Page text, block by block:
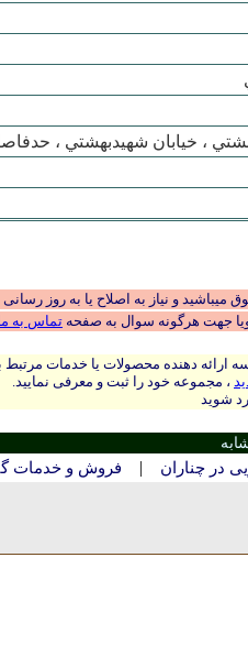
، خيابان شهيدبهشتي ، حدفاصل خيابان 1و3
و نیاز به اصلاح یا به روز
جهت هرگونه سوال به صفحه تماس به
ارائه دهنده محصولات یا خدمات مرتبط
، مجموعه خود را ثبت و معرفی نمایید.
شوید
در چناران | فروش و خدمات